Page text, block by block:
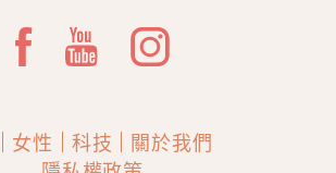
女性 科技
關於我們